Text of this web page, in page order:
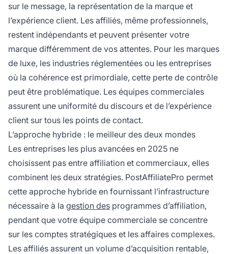
sur le message, la représentation de la marque et
l’expérience client. Les affiliés, même professionnels,
restent indépendants et peuvent présenter votre
marque différemment de vos attentes. Pour les marques
de luxe, les industries réglementées ou les entreprises
où la cohérence est primordiale, cette perte de contrôle
peut être problématique. Les équipes commerciales
assurent une uniformité du discours et de l’expérience
client sur tous les points de contact.
L’approche hybride : le meilleur des deux mondes
Les entreprises les plus avancées en 2025 ne
choisissent pas entre affiliation et commerciaux, elles
combinent les deux stratégies. PostAffiliatePro permet
cette approche hybride en fournissant l’infrastructure
nécessaire à la gestion des programmes d’affiliation,
pendant que votre équipe commerciale se concentre
sur les comptes stratégiques et les affaires complexes.
Les affiliés assurent un volume d’acquisition rentable,